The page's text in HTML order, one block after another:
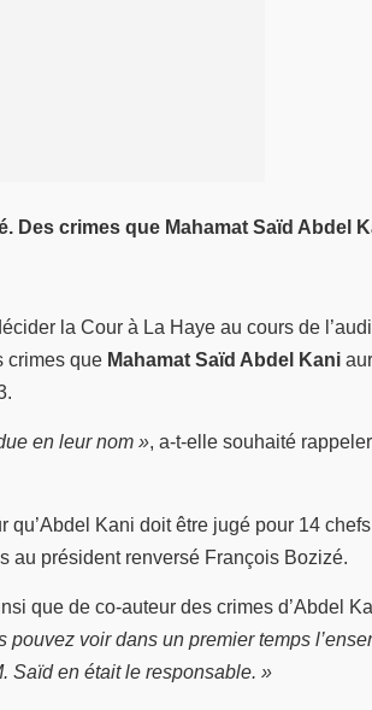
Des crimes que Mahamat Saïd Abdel
la Cour à La Haye au cours de
crimes que Mahamat Saïd Abdel Kani
en leur nom », a-t-elle souhaité
Kani doit être jugé pour 14
au président renversé François Bozizé.
que de co-auteur des crimes d’Abdel
voir dans un premier temps
Saïd en était le responsable. »